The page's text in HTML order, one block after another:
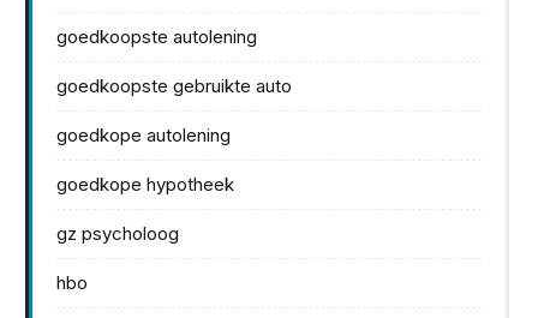
goedkoopste autolening
goedkoopste gebruikte auto
goedkope autolening
goedkope hypotheek
gz psycholoog
hbo